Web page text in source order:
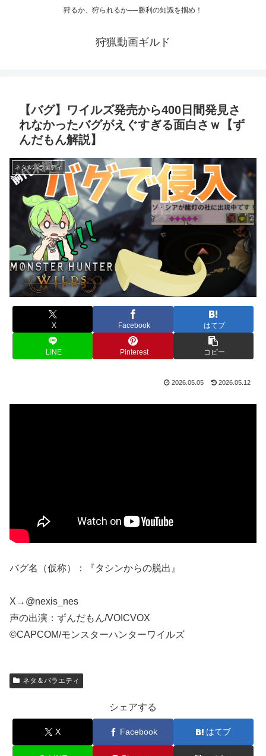
狩るか、狩られるか──勝利の知識を掴め！
狩猟動画ギルド
【バグ】ワイルズ発売から400日間発見さ
れなかったバグがえぐすぎる面白さｗ【ず
んだもん解説】
ネタ＆バラエティ
X Facebook はてブ
LINE Pinterest コピー
2026.05.05 2026.05.12
バグ名（仮称）：『タシンからの脱出』
X→@nexis_nes
声の出演：ずんだもん/VOICVOX
©CAPCOM/モンスターハンターワイルズ
ネタ＆バラエティ
シェアする
X Facebook はてブ